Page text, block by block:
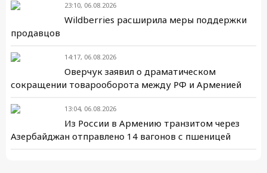
23:10, 06.08.2026
Wildberries расширила меры поддержки
продавцов
14:17, 06.08.2026
Оверчук заявил о драматическом
сокращении товарооборота между РФ и Арменией
13:04, 06.08.2026
Из России в Армению транзитом через
Азербайджан отправлено 14 вагонов с пшеницей